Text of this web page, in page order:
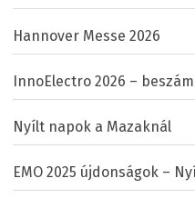
Hannover Messe 2026
InnoElectro 2026 –
Nyílt napok a Mazaknál
EMO 2025 újdonságok –